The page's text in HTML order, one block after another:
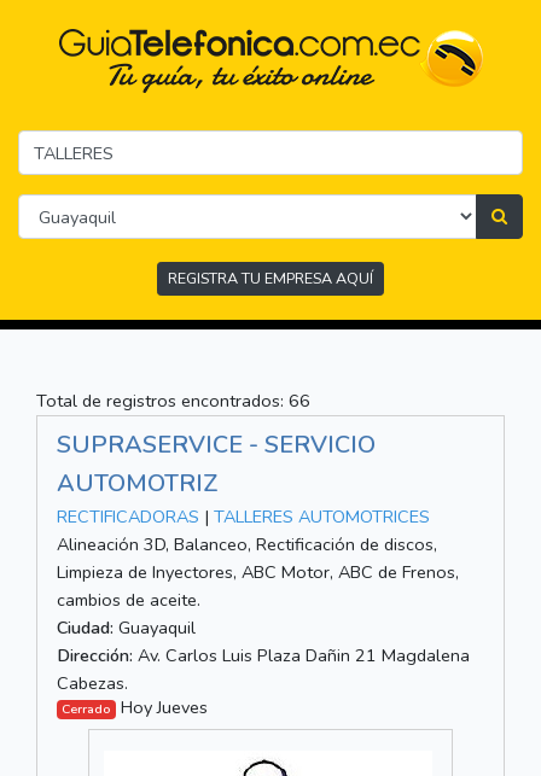
REGISTRA TU EMPRESA AQUÍ
Total de registros encontrados: 66
SUPRASERVICE - SERVICIO
AUTOMOTRIZ
RECTIFICADORAS | TALLERES AUTOMOTRICES
Alineación 3D, Balanceo, Rectificación de discos,
Limpieza de Inyectores, ABC Motor, ABC de Frenos,
cambios de aceite.
Ciudad: Guayaquil
Dirección: Av. Carlos Luis Plaza Dañin 21 Magdalena
Cabezas.
Cerrado Hoy Jueves